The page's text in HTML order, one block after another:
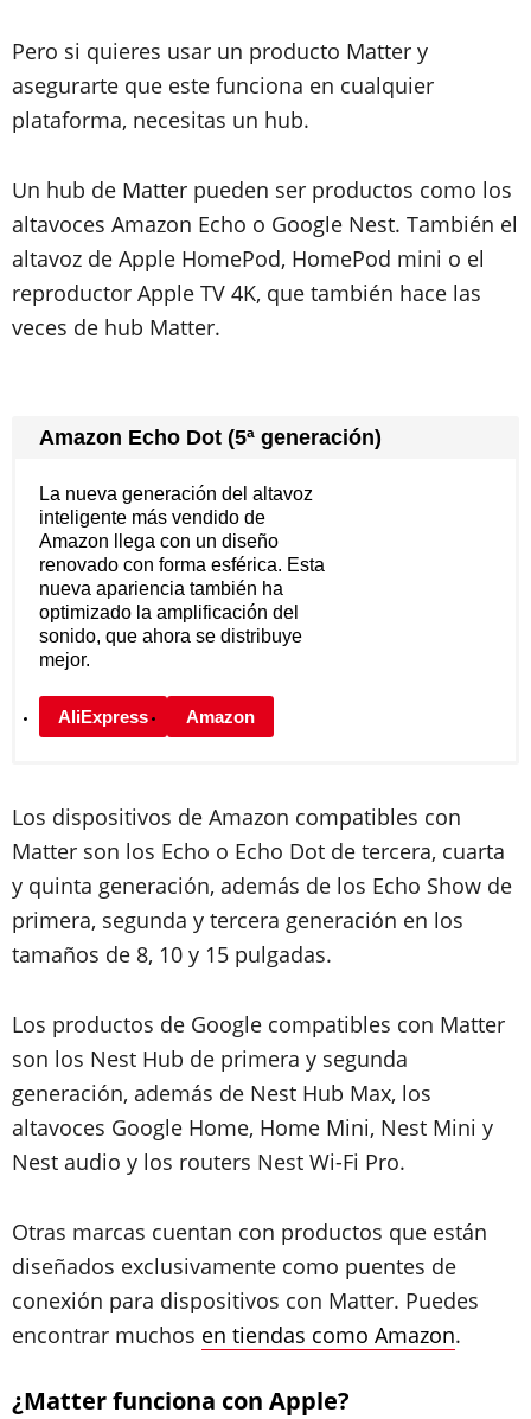
Pero si quieres usar un producto Matter y
asegurarte que este funciona en cualquier
plataforma, necesitas un hub.
Un hub de Matter pueden ser productos como los
altavoces Amazon Echo o Google Nest. También el
altavoz de Apple HomePod, HomePod mini o el
reproductor Apple TV 4K, que también hace las
veces de hub Matter.
Amazon Echo Dot (5ª generación)
AliExpress Amazon
La nueva generación del altavoz
inteligente más vendido de
Amazon llega con un diseño
renovado con forma esférica. Esta
nueva apariencia también ha
optimizado la amplificación del
sonido, que ahora se distribuye
mejor.
Los dispositivos de Amazon compatibles con
Matter son los Echo o Echo Dot de tercera, cuarta
y quinta generación, además de los Echo Show de
primera, segunda y tercera generación en los
tamaños de 8, 10 y 15 pulgadas.
Los productos de Google compatibles con Matter
son los Nest Hub de primera y segunda
generación, además de Nest Hub Max, los
altavoces Google Home, Home Mini, Nest Mini y
Nest audio y los routers Nest Wi-Fi Pro.
Otras marcas cuentan con productos que están
diseñados exclusivamente como puentes de
conexión para dispositivos con Matter. Puedes
encontrar muchos en tiendas como Amazon.
¿Matter funciona con Apple?